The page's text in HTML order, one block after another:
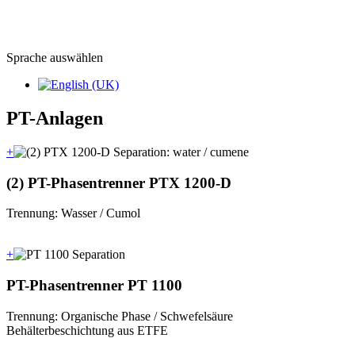
Sprache auswählen
PT-Anlagen
+
(2) PT-Phasentrenner PTX 1200-D
Trennung: Wasser / Cumol
+
PT-Phasentrenner PT 1100
Trennung: Organische Phase / Schwefelsäure
Behälterbeschichtung aus ETFE